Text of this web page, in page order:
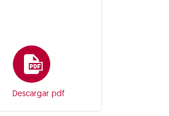
Descargar pdf